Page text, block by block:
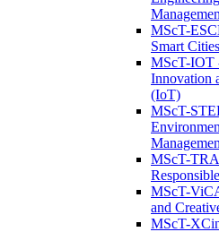
MScT-
Smart
MScT-IOT
Innovation
(IoT)
MScT-
MScT-
MScT-
and
MScT-